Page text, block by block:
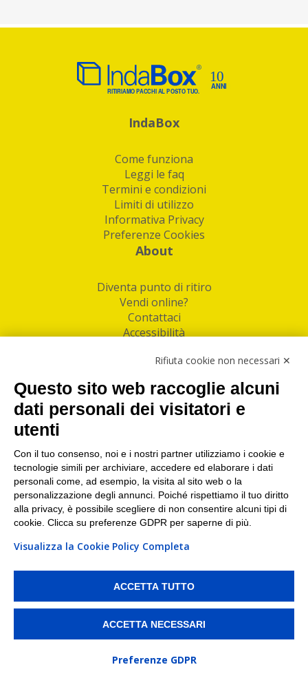
IndaBox
Come funziona
Leggi le faq
Termini e condizioni
Limiti di utilizzo
Informativa Privacy
Preferenze Cookies
About
Diventa punto di ritiro
Vendi online?
Contattaci
Accessibilità
Facebook
Linkedin
I nostri punti di ritiro e spedizione pacchi nelle
maggiori città italiane
Torino|Milano|Roma|Bologna|Firenze| Genova
Napoli|Varese
PI/CF/N°Iscr.: 10821360012 | REA: RM 1494760 | Cap.Soc.: 50.000€ |
Whistleblowing|Privacy |Preferenze Cookies
ritirare i tuoi acquisti online e spedire i tuoi pacchi.
Rifiuta cookie non necessari ✕
Questo sito web raccoglie alcuni
dati personali dei visitatori e
utenti
Con il tuo consenso, noi e i nostri partner utilizziamo i cookie e
tecnologie simili per archiviare, accedere ed elaborare i dati
personali come, ad esempio, la visita al sito web o la
personalizzazione degli annunci. Poiché rispettiamo il tuo diritto
alla privacy, è possibile scegliere di non consentire alcuni tipi di
cookie. Clicca su preferenze GDPR per saperne di più.
Visualizza la Cookie Policy Completa
ACCETTA TUTTO
ACCETTA NECESSARI
Preferenze GDPR